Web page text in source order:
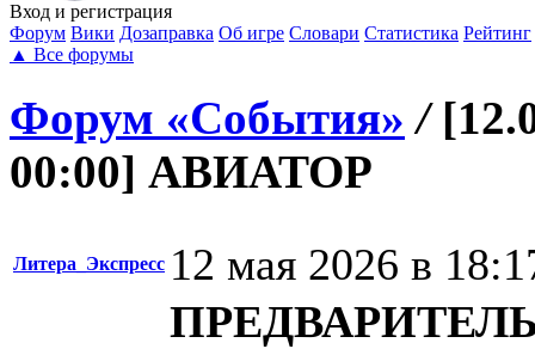
Вход и регистрация
Форум Вики Дозаправка Об игре Словари Статистика Рейтинг
▲ Все форумы
Форум «События» /
00:00] АВИАТОР
Литера_Экспресс 12 мая 2026 в